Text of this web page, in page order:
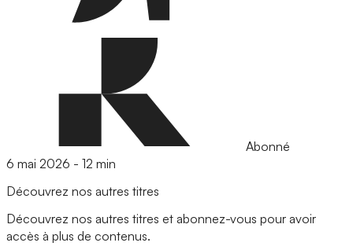
Abonné
6 mai 2026 - 12 min
Découvrez nos autres titres
Découvrez nos autres titres et abonnez-vous pour avoir
accès à plus de contenus.